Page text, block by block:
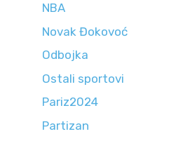
NBA
Novak Đokovoć
Odbojka
Ostali sportovi
Pariz2024
Partizan